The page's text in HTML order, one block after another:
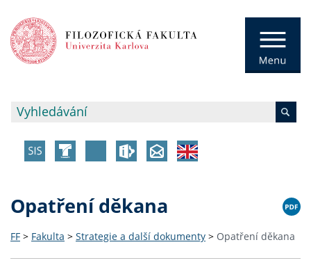
Opatření děkana
FF > Fakulta > Strategie a další dokumenty > Opatření děkana